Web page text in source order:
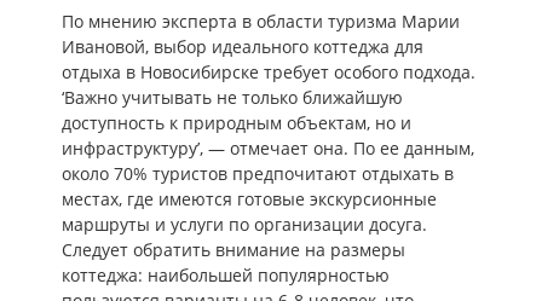
По мнению эксперта в области туризма Марии
Ивановой, выбор идеального коттеджа для
отдыха в Новосибирске требует особого подхода.
‘Важно учитывать не только ближайшую
доступность к природным объектам, но и
инфраструктуру’, — отмечает она. По ее данным,
около 70% туристов предпочитают отдыхать в
местах, где имеются готовые экскурсионные
маршруты и услуги по организации досуга.
Следует обратить внимание на размеры
коттеджа: наибольшей популярностью